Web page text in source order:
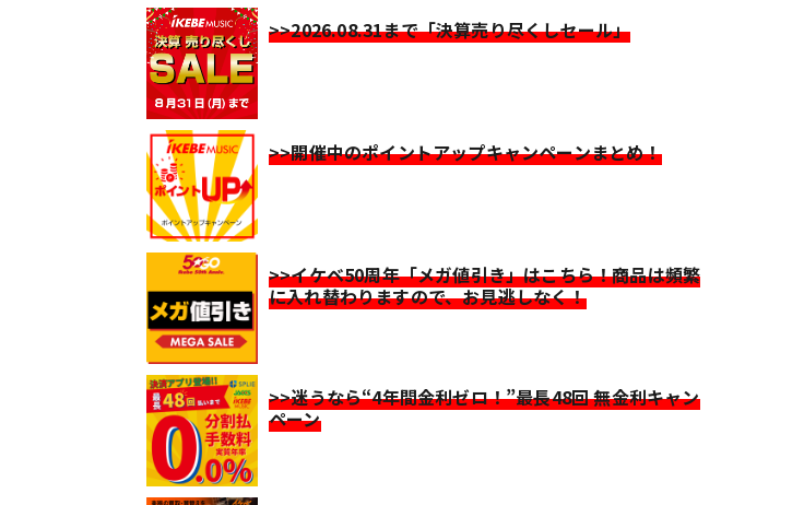
>>2026.08.31まで「決算売り尽くしセール」
>>開催中のポイントアップキャンペーンまとめ！
>>イケベ50周年「メガ値引き」はこちら！商品は頻繁
に入れ替わりますので、お見逃しなく！
>>迷うなら“4年間金利ゼロ！”最長48回 無金利キャン
ペーン